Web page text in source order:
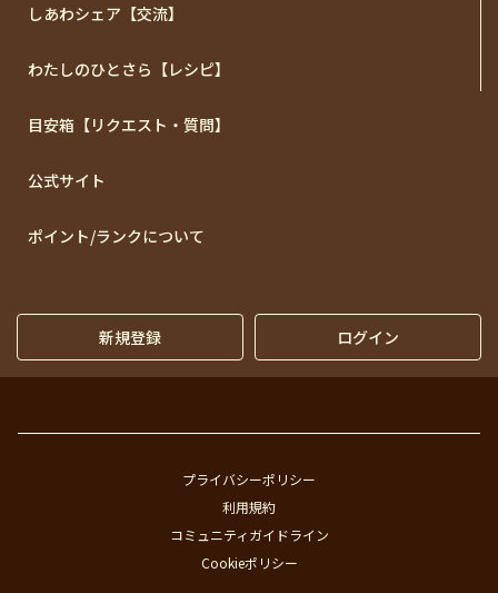
しあわシェア【交流】
わたしのひとさら【レシピ】
目安箱【リクエスト・質問】
公式サイト
ポイント/ランクについて
新規登録 ログイン
プライバシーポリシー
利用規約
コミュニティガイドライン
Cookieポリシー